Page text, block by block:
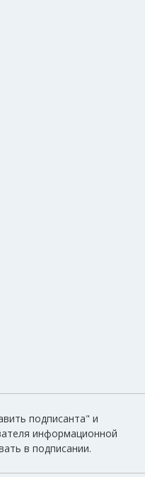
подписанта" и
информационной
в подписании.